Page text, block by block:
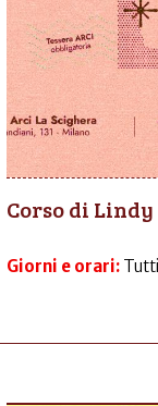
Corso di
Giorni e orari: